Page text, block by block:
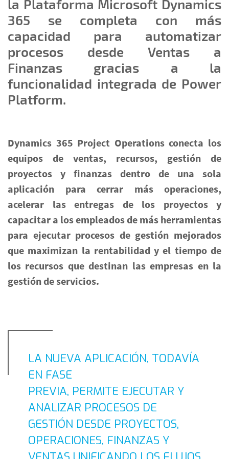
la Plataforma Microsoft Dynamics
365 se completa con más
capacidad para automatizar
procesos desde Ventas a
Finanzas gracias a la
funcionalidad integrada de Power
Platform.
Dynamics 365 Project Operations conecta los
equipos de ventas, recursos, gestión de
proyectos y finanzas dentro de una sola
aplicación para cerrar más operaciones,
acelerar las entregas de los proyectos y
capacitar a los empleados de más herramientas
para ejecutar procesos de gestión mejorados
que maximizan la rentabilidad y el tiempo de
los recursos que destinan las empresas en la
gestión de servicios.
LA NUEVA APLICACIÓN, TODAVÍA
EN FASE
PREVIA, PERMITE EJECUTAR Y
ANALIZAR PROCESOS DE
GESTIÓN DESDE PROYECTOS,
OPERACIONES, FINANZAS Y